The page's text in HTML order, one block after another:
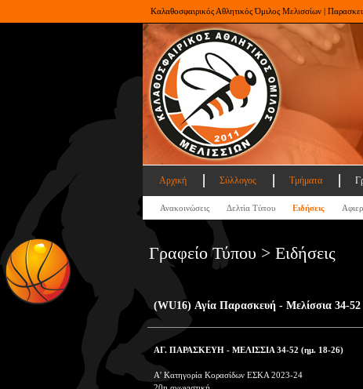
Καλαθοσφαιρικός Αθλητικός Όμιλος Μελισσίων |
Αρχική Σύλλογος Τμήματα
Ανακοινώσεις Δελτία Τύπου Ειδήσεις
Γραφείο Τύπου > Ειδήσεις
(WU16) Αγία Παρασκευή - Μελίσσια 34-52
ΑΓ. ΠΑΡΑΣΚΕΥΗ - ΜΕΛΙΣΣΙΑ 34-52 (ημ. 18-26)
Α' Κατηγορία Κορασίδων ΕΣΚΑ 2023-24